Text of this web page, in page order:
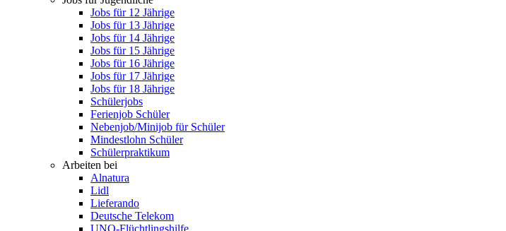
Jobs für 12 Jährige
Jobs für 13 Jährige
Jobs für 14 Jährige
Jobs für 15 Jährige
Jobs für 16 Jährige
Jobs für 17 Jährige
Jobs für 18 Jährige
Schülerjobs
Ferienjob Schüler
Nebenjob/Minijob für Schüler
Mindestlohn Schüler
Schülerpraktikum
Arbeiten bei
Alnatura
Lidl
Lieferando
Deutsche Telekom
UNO-Flüchtlingshilfe